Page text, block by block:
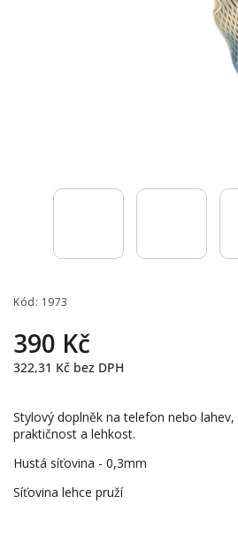
Kód: 1973
390 Kč
322,31 Kč bez DPH
Stylový doplněk na telefon nebo
praktičnost a lehkost.
Hustá síťovina - 0,3mm
Síťovina lehce pruží